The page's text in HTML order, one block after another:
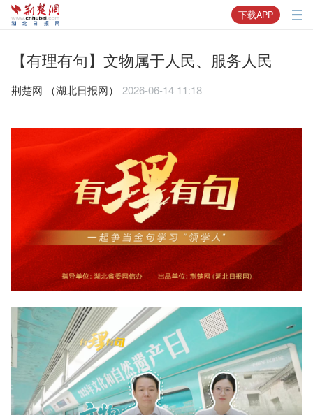
下载APP
【有理有句】文物属于人民、服务人民
荆楚网 ​（湖北日报网） 2026-06-14 11:18